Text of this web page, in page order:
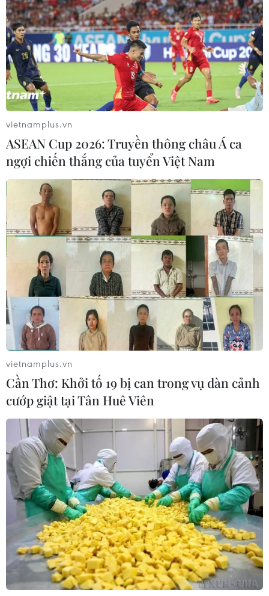
Tất cả người dân chuẩn
bị sinh con chú ý quy
định phạt tới 30 triệu
đồng từ 15/5
Độc đáo hình ảnh Đại sứ
Pháp mặc áo dài "chấm
thi" tiếng Pháp
Nhà lãnh đạo Kim Jong-
un ra lệnh thần tốc hiện
đại hóa vũ khí
Công an Thành phố Hồ
Chí Minh tiếp nhận 33
công dân bị Mỹ trục xuất
về nước
vietnamplus.vn
ASEAN Cup 2026: Truyền thông châu Á ca
ngợi chiến thắng của tuyển Việt Nam
vietnamplus.vn
Cần Thơ: Khởi tố 19 bị can trong vụ dàn cảnh
cướp giật tại Tân Huê Viên